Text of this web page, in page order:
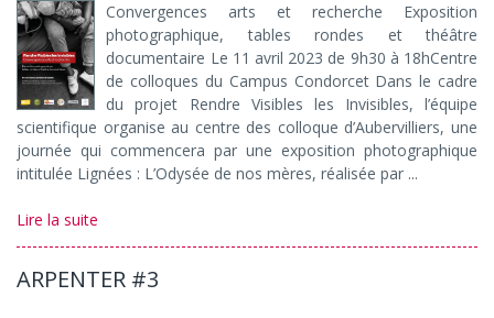
Convergences arts et recherche Exposition
photographique, tables rondes et théâtre
documentaire Le 11 avril 2023 de 9h30 à 18hCentre
de colloques du Campus Condorcet Dans le cadre
du projet Rendre Visibles les Invisibles, l’équipe
scientifique organise au centre des colloque d’Aubervilliers, une
journée qui commencera par une exposition photographique
intitulée Lignées : L’Odysée de nos mères, réalisée par ...
Lire la suite
ARPENTER #3